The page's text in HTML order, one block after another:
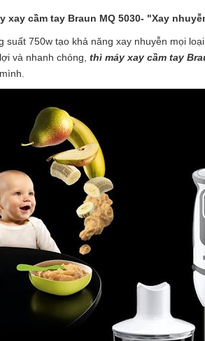
xay cầm tay Braun MQ 5030- "Xay
suất 750w tạo khả năng xay nhuyễn mọi
và nhanh chóng, thì máy xay cầm tay